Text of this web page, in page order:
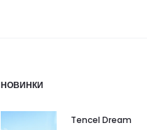
НОВИНКИ
Tencel Dream